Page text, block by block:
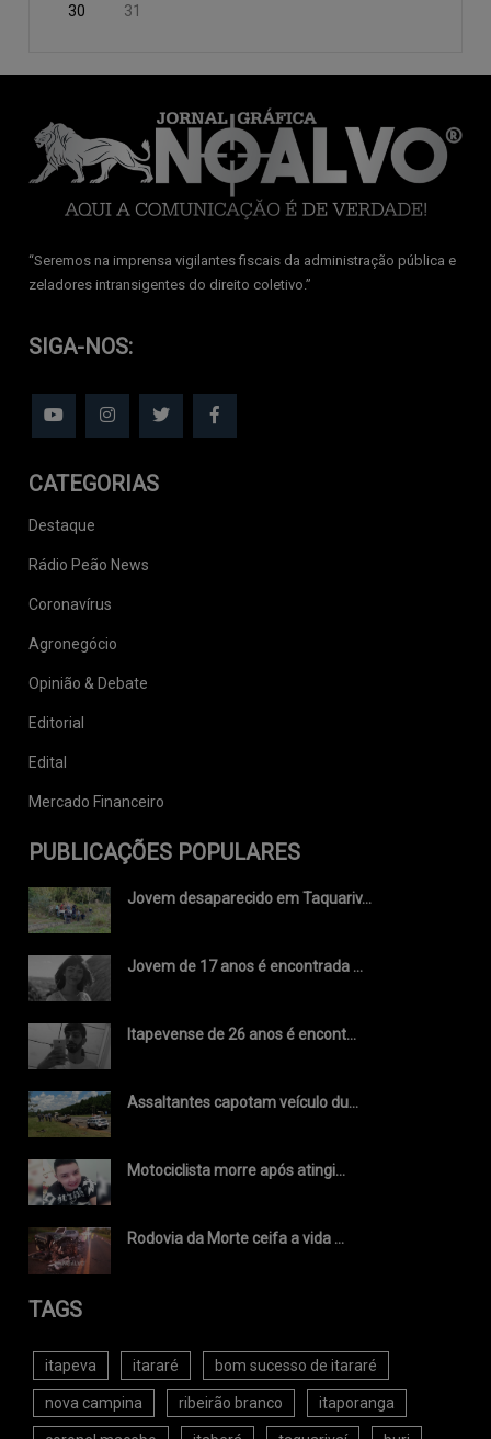
30 31
‘‘Seremos na imprensa vigilantes fiscais da administração pública e
zeladores intransigentes do direito coletivo.’’
SIGA-NOS:
CATEGORIAS
Destaque
Rádio Peão News
Coronavírus
Agronegócio
Opinião & Debate
Editorial
Edital
Mercado Financeiro
PUBLICAÇÕES POPULARES
Jovem desaparecido em Taquariv...
Jovem de 17 anos é encontrada ...
Itapevense de 26 anos é encont...
Assaltantes capotam veículo du...
Motociclista morre após atingi...
Rodovia da Morte ceifa a vida ...
TAGS
itapeva itararé bom sucesso de itararé
nova campina ribeirão branco itaporanga